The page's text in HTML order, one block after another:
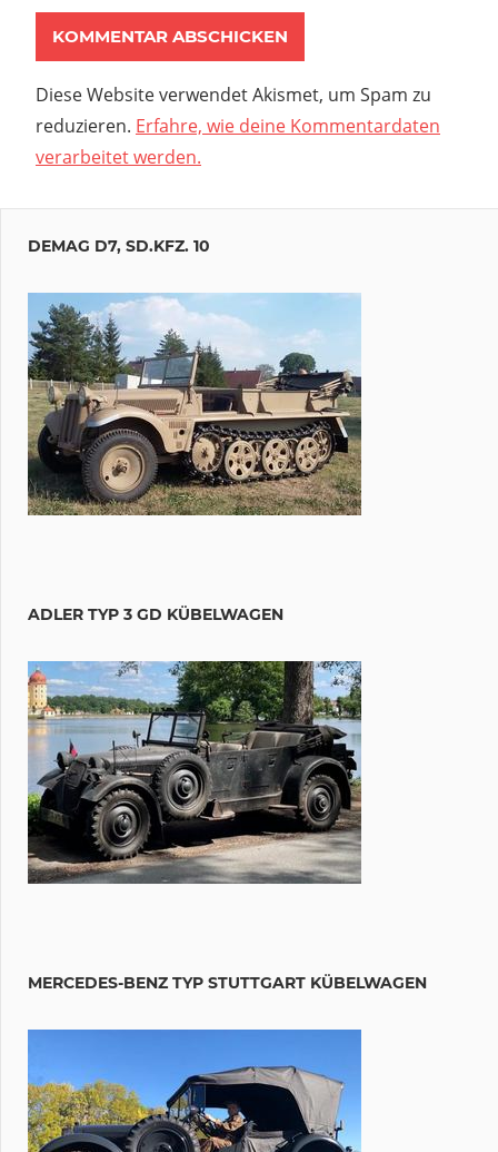
Diese Website verwendet Akismet, um Spam zu
reduzieren. Erfahre, wie deine Kommentardaten
verarbeitet werden.
DEMAG D7, SD.KFZ. 10
ADLER TYP 3 GD KÜBELWAGEN
MERCEDES-BENZ TYP STUTTGART KÜBELWAGEN